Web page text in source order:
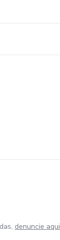
denuncie aqui